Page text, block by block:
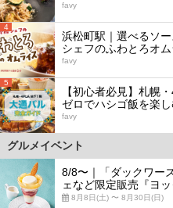
favy
4
浜松町駅｜選べるソ
シェフのふわとろオム
favy
5
【初心者必見】札幌
ゼロでハシゴ飯を楽
favy
グルメイベント
8/8〜｜「ダックワー
ェなど限定販売『ヨ
8月8日(土) 〜 8月30日(日)